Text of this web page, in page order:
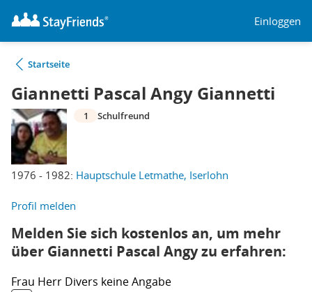
Einloggen
Startseite
Giannetti Pascal Angy Giannetti
1976 - 1982: Hauptschule Letmathe, Iserlohn
1 Schulfreund
Profil melden
Melden Sie sich kostenlos an, um mehr
über Giannetti Pascal Angy zu erfahren:
Frau Herr Divers keine Angabe